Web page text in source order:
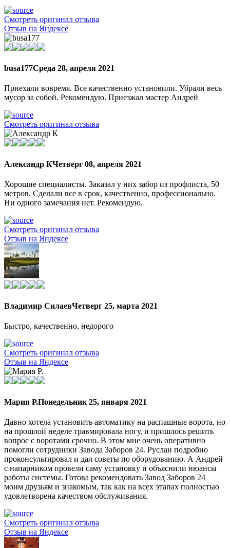
Смотреть оригинал отзыва
Отзыв на Яндексе
busa177Среда 28, апреля 2021
Приехали вовремя. Все качественно установили. Убрали весь
мусор за собой. Рекомендую. Приезжал мастер Андрей
Смотреть оригинал отзыва
Александр КЧетверг 08, апреля 2021
Хорошие специалисты. Заказал у них забор из профлиста, 50
метров. Сделали все в срок, качественно, профессионально.
Ни одного замечания нет. Рекомендую.
Смотреть оригинал отзыва
Отзыв на Яндексе
Владимир СилаевЧетверг 25, марта 2021
Быстро, качественно, недорого
Смотреть оригинал отзыва
Отзыв на Яндексе
Мария Р.Понедельник 25, января 2021
Давно хотела установить автоматику на распашные ворота, но
на прошлой неделе травмировала ногу, и пришлось решить
вопрос с воротами срочно. В этом мне очень оперативно
помогли сотрудники Завода Заборов 24. Руслан подробно
проконсультировал и дал советы по оборудованию. А Андрей
с напарником провели саму установку и объяснили нюансы
работы системы. Готова рекомендовать Завод Заборов 24
моим друзьям и знакомым, так как на всех этапах полностью
удовлетворена качеством обслуживания.
Смотреть оригинал отзыва
Отзыв на Яндексе